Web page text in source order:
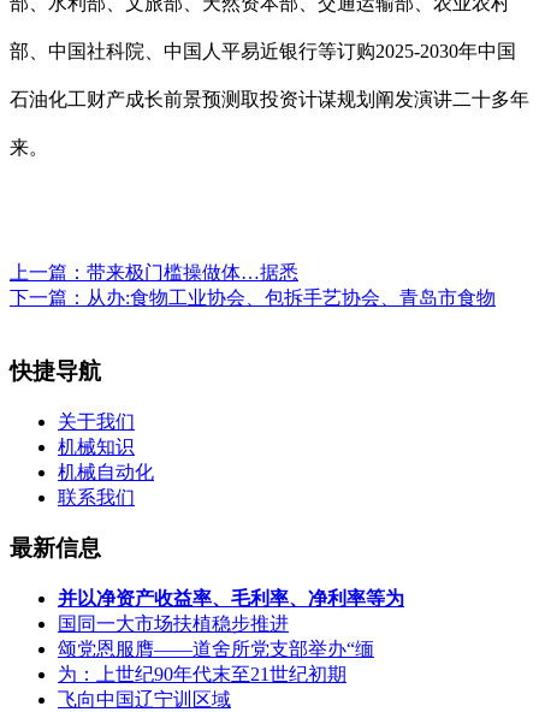
部、中国社科院、中国人平易近银行等订购2025-2030年中国
石油化工财产成长前景预测取投资计谋规划阐发演讲二十多年
来。
上一篇： 带来极门槛操做体…据悉
下一篇： 从办:食物工业协会、包拆手艺协会、青岛市食物
快捷导航
关于我们
机械知识
机械自动化
联系我们
最新信息
并以净资产收益率、毛利率、净利率等为
国同一大市场扶植稳步推进
颂党恩服膺——道舍所党支部举办“缅
为：上世纪90年代末至21世纪初期
飞向中国辽宁训区域